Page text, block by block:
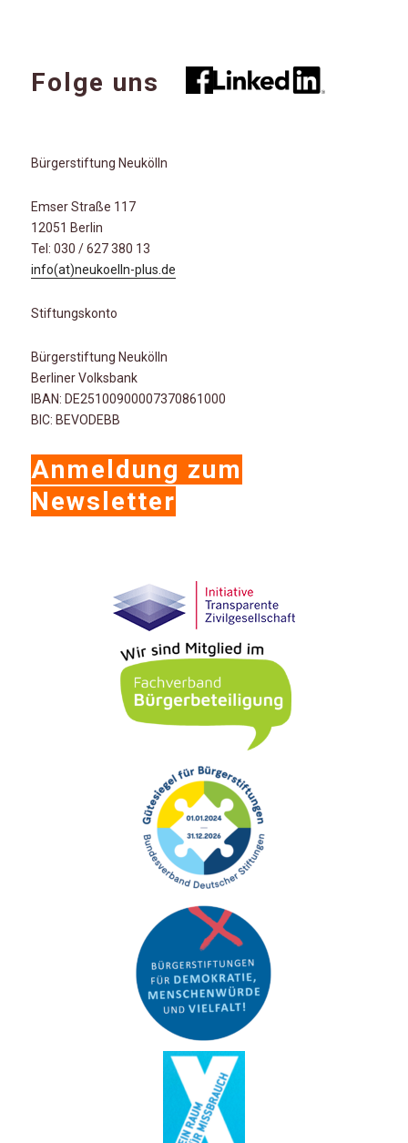
Folge uns
Bürgerstiftung Neukölln
Emser Straße 117
12051 Berlin
Tel: 030 / 627 380 13
info(at)neukoelln-plus.de
Stiftungskonto
Bürgerstiftung Neukölln
Berliner Volksbank
IBAN: DE25100900007370861000
BIC: BEVODEBB
Anmeldung zum
Newsletter